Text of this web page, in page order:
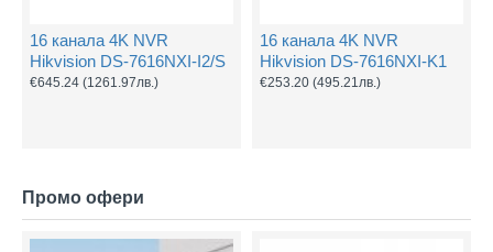
16 канала 4K NVR
Hikvision DS-7616NXI-I2/S
€645.24 (1261.97лв.)
16 канала 4K NVR
Hikvision DS-7616NXI-K1
€253.20 (495.21лв.)
Промо офери